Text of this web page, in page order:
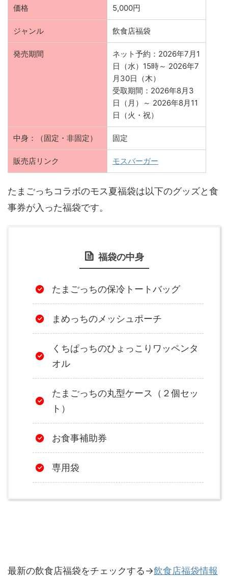
価格 5,000円
ジャンル 飲食店福袋
発売期間
ネット予約：2026年7月1
日（水）15時～ 2026年7
月30日（木）
受取期間：2026年8月3
日（月）～ 2026年8月11
日（火・祝）
中身：（固定・非固定） 固定
販売店リンク モスバーガー
たまごっちコラボのモス夏福袋は以下のグッズと食
事券が入った福袋です。
福袋の中身
たまごっちの保冷トートバッグ
まめっちのメッシュポーチ
くちぱっちのひょっこりワッペンタ
オル
たまごっちの丸型ケース（２個セッ
ト）
お食事補助券
専用袋
最新の飲食店福袋をチェックする→飲食店福袋情報